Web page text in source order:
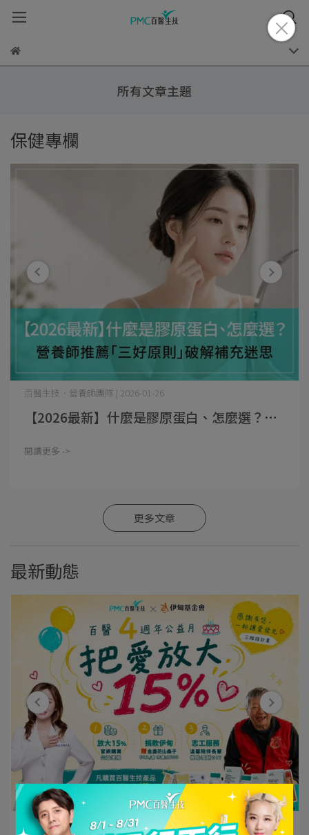
所有文章主題
保健專欄
百醫生技．營養師團隊 | 2026-01-26
【2026最新】什麼是膠原蛋白、怎麼選？⋯
閱讀更多 ->
更多文章
最新動態
百醫生技 | 2026-07-06